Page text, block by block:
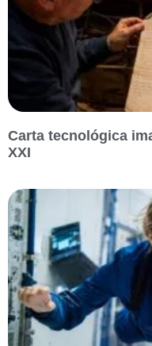
Carta tecnológica
XXI